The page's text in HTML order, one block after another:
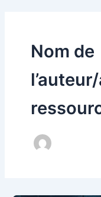
Nom de